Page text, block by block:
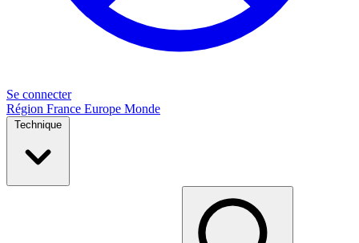
Se connecter
Région France Europe Monde
Technique